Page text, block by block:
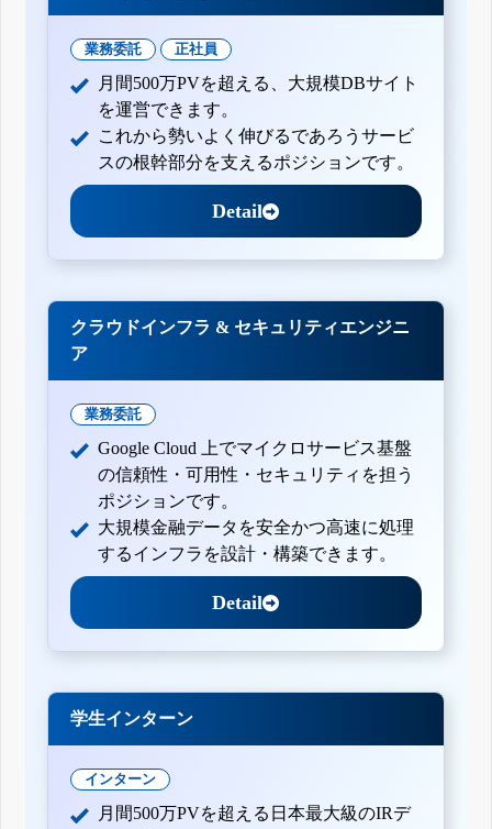
業務委託 正社員
月間500万PVを超える、大規模DBサイト
を運営できます。
これから勢いよく伸びるであろうサービ
スの根幹部分を支えるポジションです。
Detail
クラウドインフラ & セキュリティエンジニ
ア
業務委託
Google Cloud 上でマイクロサービス基盤
の信頼性・可用性・セキュリティを担う
ポジションです。
大規模金融データを安全かつ高速に処理
するインフラを設計・構築できます。
Detail
学生インターン
インターン
月間500万PVを超える日本最大級のIRデ